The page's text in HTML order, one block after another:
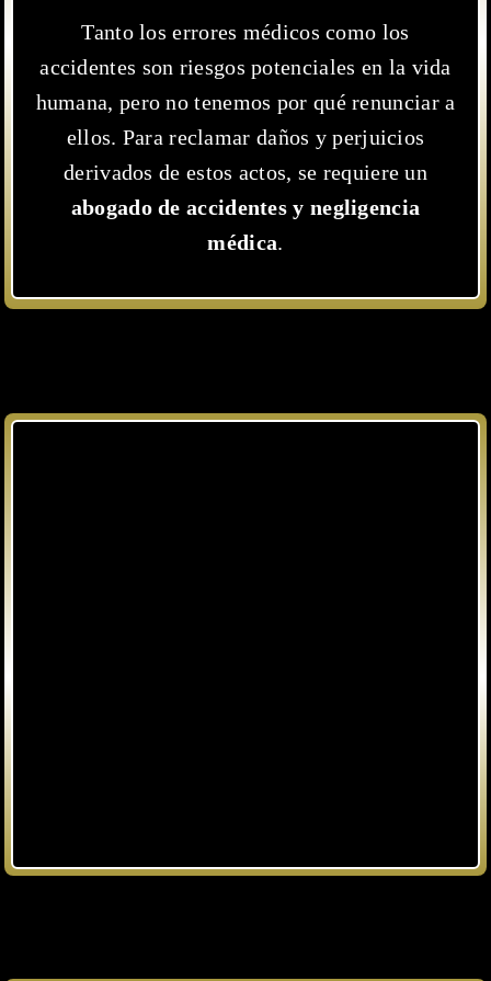
Tanto los errores médicos como los
accidentes son riesgos potenciales en la vida
humana, pero no tenemos por qué renunciar a
ellos. Para reclamar daños y perjuicios
derivados de estos actos, se requiere un
abogado de accidentes y negligencia
médica.